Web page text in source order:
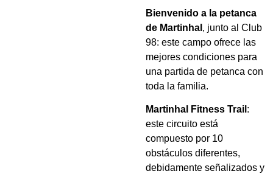
Bienvenido a la petanca
de Martinhal , junto al Club
98: este campo ofrece las
mejores condiciones para
una partida de petanca con
toda la familia.
Martinhal Fitness Trail :
este circuito está
compuesto por 10
obstáculos diferentes,
debidamente señalizados y